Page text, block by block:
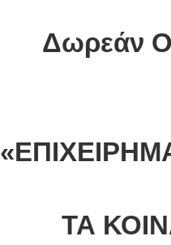
Δωρεάν
ΤΑ